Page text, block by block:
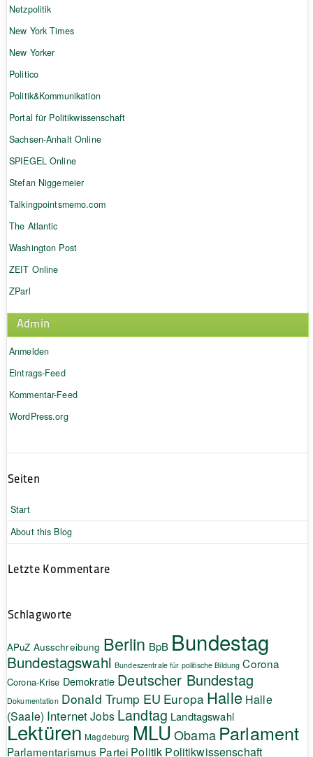
Netzpolitik
New York Times
New Yorker
Politico
Politik&Kommunikation
Portal für Politikwissenschaft
Sachsen-Anhalt Online
SPIEGEL Online
Stefan Niggemeier
Talkingpointsmemo.com
The Atlantic
Washington Post
ZEIT Online
ZParl
Admin
Anmelden
Eintrags-Feed
Kommentar-Feed
WordPress.org
Seiten
Start
About this Blog
Letzte Kommentare
Schlagworte
APuZ Ausschreibung Berlin BpB Bundestag
Bundestagswahl Bundeszentrale für politische Bildung Corona
Corona-Krise Demokratie Deutscher Bundestag
Dokumentation Donald Trump EU Europa Halle Halle
(Saale) InternetJobs Landtag Landtagswahl
Lektüren Magdeburg MLU Obama Parlament
Parlamentarismus Partei Politik Politikwissenschaft